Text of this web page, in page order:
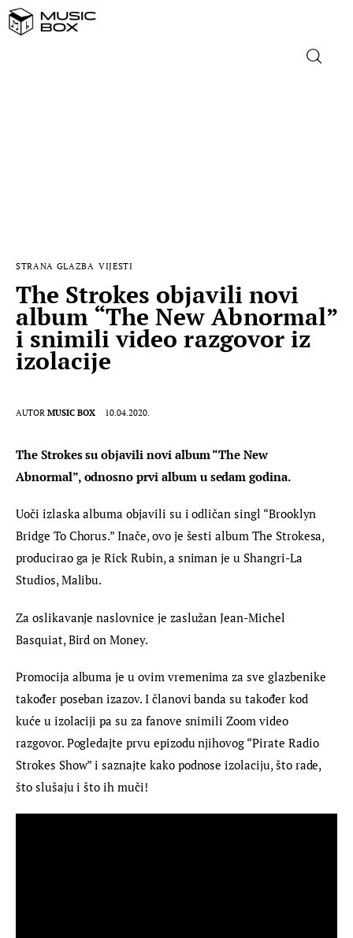
MUSIC BOX
STRANA GLAZBA VIJESTI
The Strokes objavili novi
album “The New Abnormal”
i snimili video razgovor iz
izolacije
AUTOR MUSIC BOX 10.04.2020.
The Strokes su objavili novi album “The New
Abnormal”, odnosno prvi album u sedam godina.
Uoči izlaska albuma objavili su i odličan singl “Brooklyn
Bridge To Chorus.” Inače, ovo je šesti album The Strokesa,
producirao ga je Rick Rubin, a sniman je u Shangri-La
Studios, Malibu.
Za oslikavanje naslovnice je zaslužan Jean-Michel
Basquiat, Bird on Money.
Promocija albuma je u ovim vremenima za sve glazbenike
također poseban izazov. I članovi banda su također kod
kuće u izolaciji pa su za fanove snimili Zoom video
razgovor. Pogledajte prvu epizodu njihovog “Pirate Radio
Strokes Show” i saznajte kako podnose izolaciju, što rade,
što slušaju i što ih muči!